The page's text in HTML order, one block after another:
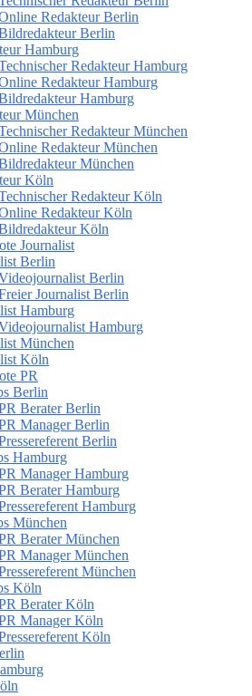
Redakteur Berlin
Berlin
Hamburg
Redakteur Hamburg
Redakteur Hamburg
Hamburg
München
Redakteur München
Redakteur München
München
Köln
Redakteur Köln
Redakteur Köln
Köln
Journalist
Berlin
Berlin
Journalist Berlin
Hamburg
Hamburg
München
Köln
PR
Berlin
Berater Berlin
Manager Berlin
Berlin
Hamburg
Manager Hamburg
Berater Hamburg
Hamburg
München
Berater München
Manager München
München
Köln
Berater Köln
Manager Köln
Köln